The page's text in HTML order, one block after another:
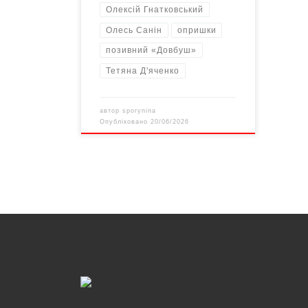
Олексій Гнатковський
Олесь Санін опришки
позивний «Довбуш»
Тетяна Д'яченко
авторsporynina
Опубліковано20/06/2026